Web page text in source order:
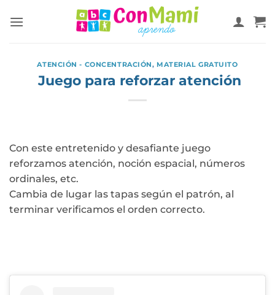
ATENCIÓN - CONCENTRACIÓN, MATERIAL GRATUITO
Juego para reforzar atención
Con este entretenido y desafiante juego
reforzamos atención, noción espacial, números
ordinales, etc.
Cambia de lugar las tapas según el patrón, al
terminar verificamos el orden correcto.